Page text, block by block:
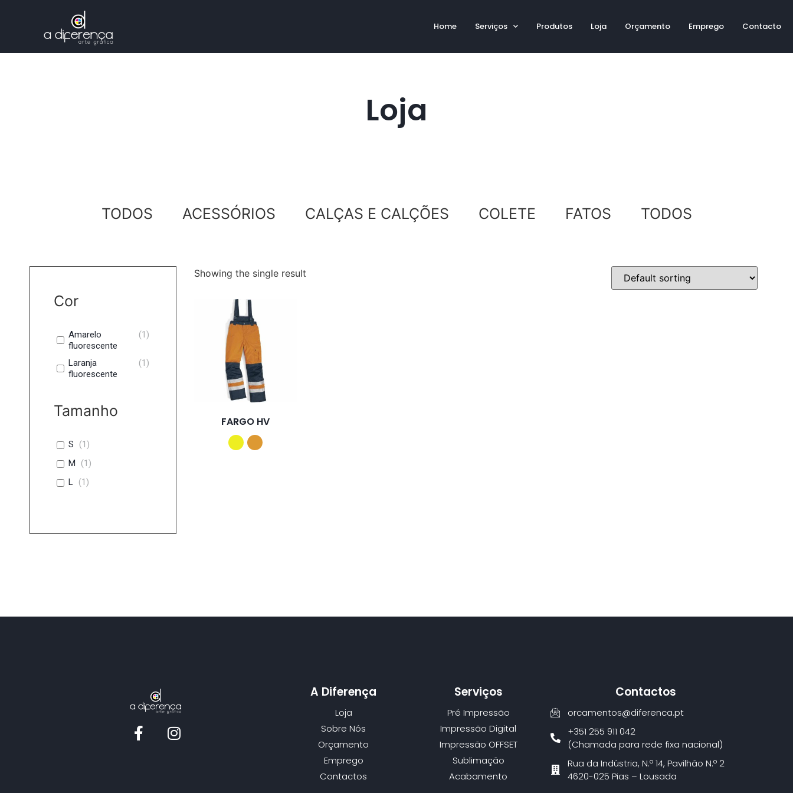
Home Serviços Produtos Loja Orçamento Emprego Contacto
Loja
TODOS ACESSÓRIOS CALÇAS E CALÇÕES COLETE FATOS TODOS
Cor
Amarelo
fluorescente
(1)
Laranja
fluorescente
(1)
Tamanho
S (1)
M
(1)
L
(1)
Showing the single result
FARGO HV
A Diferença
Loja
Sobre Nós
Orçamento
Emprego
Contactos
Serviços
Pré Impressão
Impressão Digital
Impressão OFFSET
Sublimação
Acabamento
Contactos
orcamentos@diferenca.pt
+351 255 911 042
(Chamada para rede fixa nacional)
Rua da Indústria, N.º 14, Pavilhão N.º 2
4620-025 Pias – Lousada